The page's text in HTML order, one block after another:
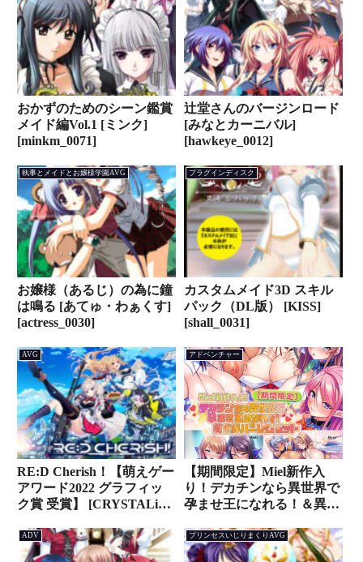
おかずのためのシーン鑑賞
メイド編Vol.1 [ミンク]
[minkm_0071]
辻堂さんのバージンロード
[みなとカーニバル]
[hawkeye_0012]
執事とメイドとお嬢様学園AVG
お嬢様（あるじ）の為に鐘
は鳴る [あてゅ・わぁくす]
[actress_0030]
プラグインディスク
カスタムメイド3D スキル
パック（DL版） [KISS]
[shall_0031]
AVG
RE:D Cherish！【萌えゲー
アワード2022 グラフィッ
ク賞 受賞】 [CRYSTALiA]
アドベンチャー
【期間限定】Miel新作入
り！デカチンなら異世界で
孕ませ王になれる！＆異世
Miel / Cybele]
[zooc_0471pack]
ADV プリンセスいじりまくりAVG